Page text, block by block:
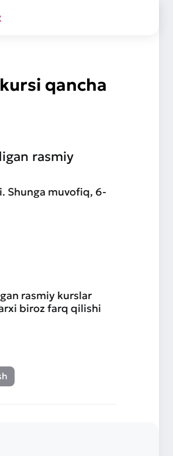
qancha
rasmiy
Shunga muvofiq, 6-
rasmiy kurslar
biroz farq qilishi